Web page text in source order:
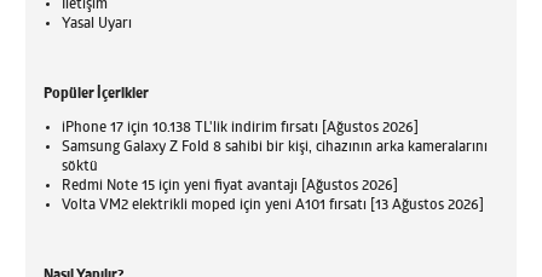
İletişim
Yasal Uyarı
Popüler İçerikler
iPhone 17 için 10.138 TL'lik indirim fırsatı [Ağustos 2026]
Samsung Galaxy Z Fold 8 sahibi bir kişi, cihazının arka kameralarını
söktü
Redmi Note 15 için yeni fiyat avantajı [Ağustos 2026]
Volta VM2 elektrikli moped için yeni A101 fırsatı [13 Ağustos 2026]